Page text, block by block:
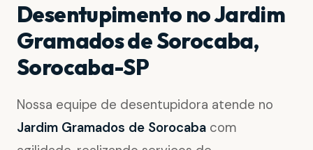
Desentupimento no Jardim
Gramados de Sorocaba,
Sorocaba-SP
Nossa equipe de desentupidora atende no
Jardim Gramados de Sorocaba com